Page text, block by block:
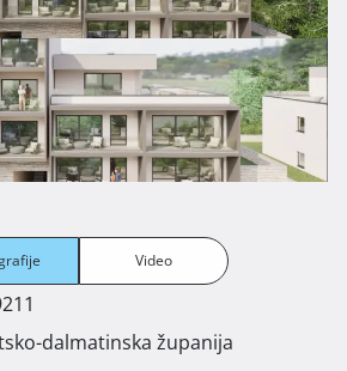
Video
dalmatinska županija